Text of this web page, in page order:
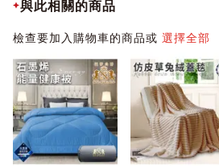
與此相關的商品
檢查要加入購物車的商品或 選擇全部